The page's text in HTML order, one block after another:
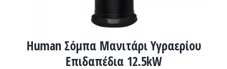
Human Σόμπα Μανιτάρι Υγραερίου
Επιδαπέδια 12.5kW